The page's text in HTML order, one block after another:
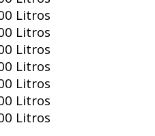
Litros
Litros
Litros
Litros
Litros
Litros
Litros